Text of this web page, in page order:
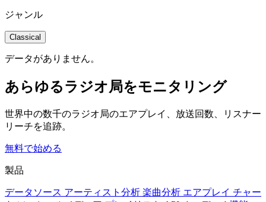
ジャンル
Classical
データがありません。
あらゆるラジオ局をモニタリング
世界中の数千のラジオ局のエアプレイ、放送回数、リスナー
リーチを追跡。
無料で始める
製品
データソース アーティスト分析 楽曲分析 エアプレイ チャー